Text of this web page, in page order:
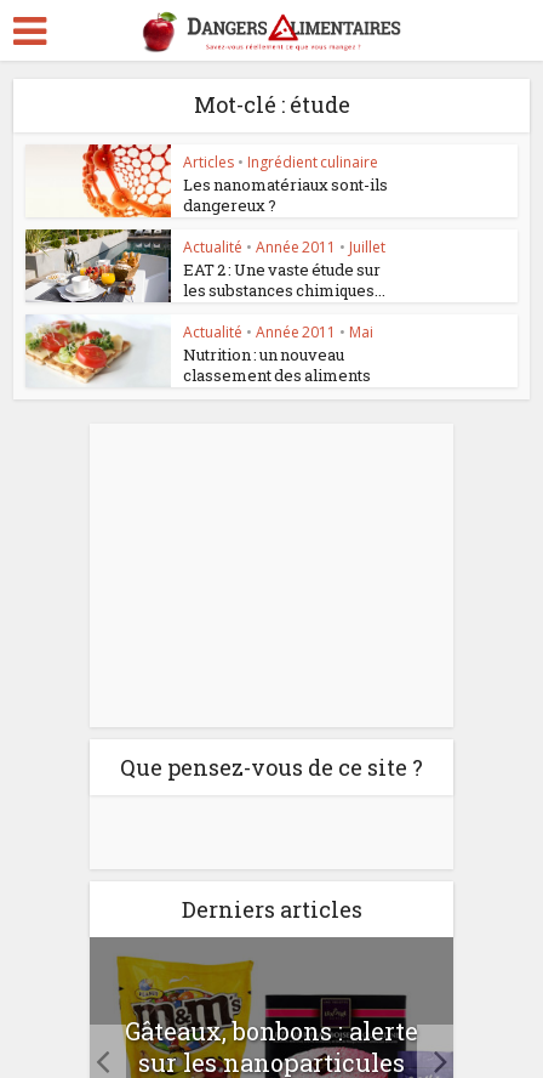
Mot-clé : étude
Articles • Ingrédient culinaire
Les nanomatériaux sont-ils
dangereux ?
Actualité • Année 2011 • Juillet
EAT 2 : Une vaste étude sur
les substances chimiques...
Actualité • Année 2011 • Mai
Nutrition : un nouveau
classement des aliments
Que pensez-vous de ce site ?
Derniers articles
Gâteaux, bonbons : alerte
sur les nanoparticules